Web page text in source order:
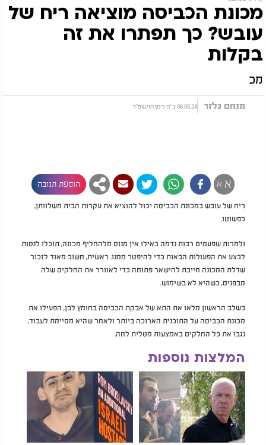
מכונת הכביסה מוציאה ריח של
עובש? כך תפתרו את זה
בקלות
מכ
מנחם גלזר 06.05.24 כ"ח ניסן התשפ"ד
א א הוספת תגובה
ריח של עובש במכונת הכביסה יכול להוציא את עקרות הבית משלוותן,
כפשוטו.
ולמרות שפעמים רבות נדמה כאילו אין מנוס מלהחליף מכונה, תוכלו לנסות
לבצע את הפעולות הבאות כדי להיפטר ממנו. ראשית, חשוב מאוד לזכור
שדלת המכונה חייבת להישאר פתוחה כדי לאוורר את החלקים שלה
מבפנים, כשהיא לא בשימוש.
בשלב הראשון מלאו את התא של אבקת הכביסה בחומץ לבן, הפעילו את
מכונת הכביסה על התוכנית הארוכה ביותר ולאחר שהיא מסיימת לעבוד,
נגבו את כל החלקים באמצעות מטלית לחה.
המלצות נוספות